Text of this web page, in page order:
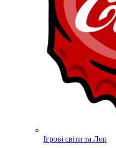
Ігрові світи та Лор